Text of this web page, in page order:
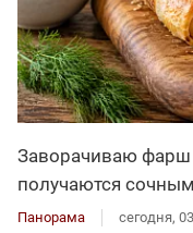
Заворачиваю фарш
получаются
Панорама сегодня,